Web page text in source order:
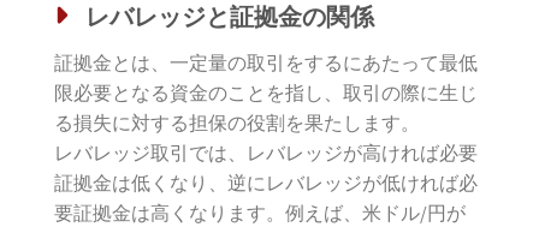
レバレッジと証拠金の関係
証拠金とは、一定量の取引をするにあたって最低
限必要となる資金のことを指し、取引の際に生じ
る損失に対する担保の役割を果たします。
レバレッジ取引では、レバレッジが高ければ必要
証拠金は低くなり、逆にレバレッジが低ければ必
要証拠金は高くなります。例えば、米ドル/円が